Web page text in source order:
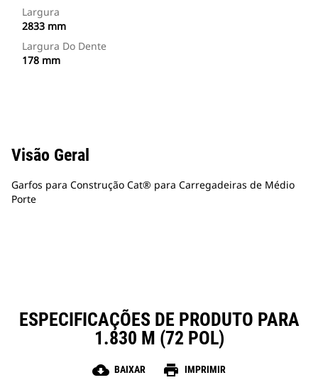
Largura
2833 mm
Largura Do Dente
178 mm
Visão Geral
Garfos para Construção Cat® para Carregadeiras de Médio
Porte
ESPECIFICAÇÕES DE PRODUTO PARA
1.830 M (72 POL)
cloud_download BAIXAR print IMPRIMIR